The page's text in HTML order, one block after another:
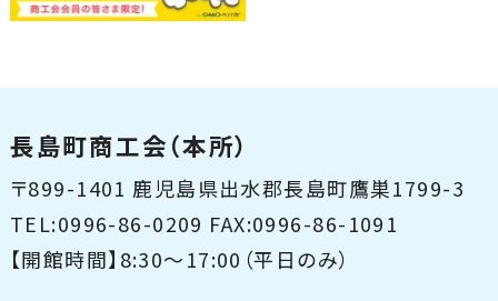
長島町商工会（本所）
〒899-1401 鹿児島県出水郡長島町鷹巣1799-3
TEL:0996-86-0209 FAX:0996-86-1091
【開館時間】8:30〜17:00（平日のみ）